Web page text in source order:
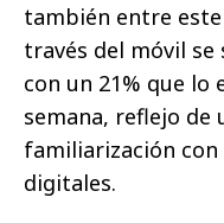
también entre
través del móvil
con un 21% que lo
semana, reflejo de
familiarización
digitales.